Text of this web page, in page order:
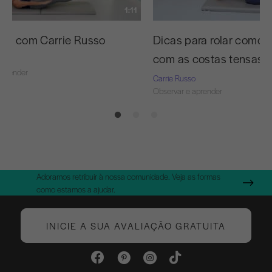
1:11
com Carrie Russo
Dicas para rolar como
com as costas tensas
Carrie Russo
Observar e aprender
Adoramos retribuir à nossa comunidade. Veja as formas
como estamos a ajudar.
INICIE A SUA AVALIAÇÃO GRATUITA